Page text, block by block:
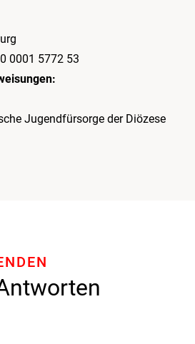
0001 5772 53
Jugendfürsorge der Diözese